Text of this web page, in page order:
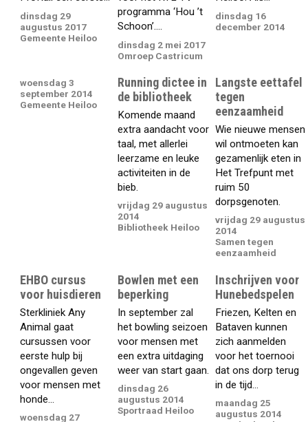
dinsdag 29
augustus 2017
Gemeente Heiloo
programma ‘Hou ’t
Schoon’....
dinsdag 2 mei 2017
Omroep Castricum
dinsdag 16
december 2014
woensdag 3
september 2014
Gemeente Heiloo
Running dictee in
de bibliotheek
Komende maand
extra aandacht voor
taal, met allerlei
leerzame en leuke
activiteiten in de
bieb.
vrijdag 29 augustus
2014
Bibliotheek Heiloo
Langste eettafel
tegen
eenzaamheid
Wie nieuwe mensen
wil ontmoeten kan
gezamenlijk eten in
Het Trefpunt met
ruim 50
dorpsgenoten.
vrijdag 29 augustus
2014
Samen tegen
eenzaamheid
EHBO cursus
voor huisdieren
Sterkliniek Any
Animal gaat
cursussen voor
eerste hulp bij
ongevallen geven
voor mensen met
honde...
woensdag 27
Bowlen met een
beperking
In september zal
het bowling seizoen
voor mensen met
een extra uitdaging
weer van start gaan.
dinsdag 26
augustus 2014
Sportraad Heiloo
Inschrijven voor
Hunebedspelen
Friezen, Kelten en
Bataven kunnen
zich aanmelden
voor het toernooi
dat ons dorp terug
in de tijd...
maandag 25
augustus 2014